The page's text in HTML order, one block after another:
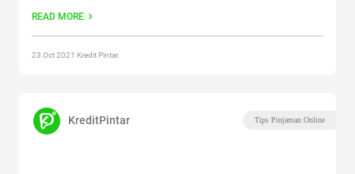
Mandiri,Continue reading
READ MORE
23 Oct 2021 Kredit Pintar.
KreditPintar Tips Pinjaman Online